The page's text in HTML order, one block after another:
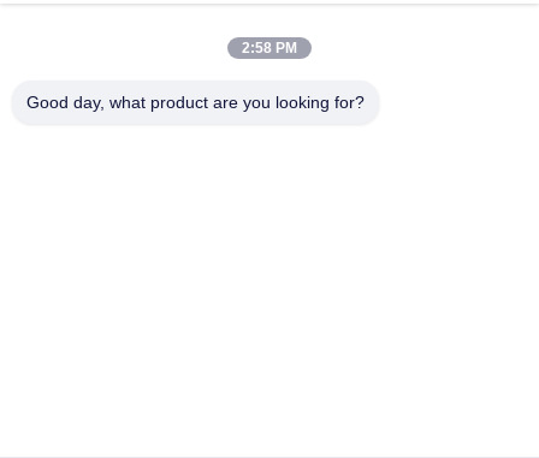
Vídeos
2:58 PM
Good day, what product are you looking for?